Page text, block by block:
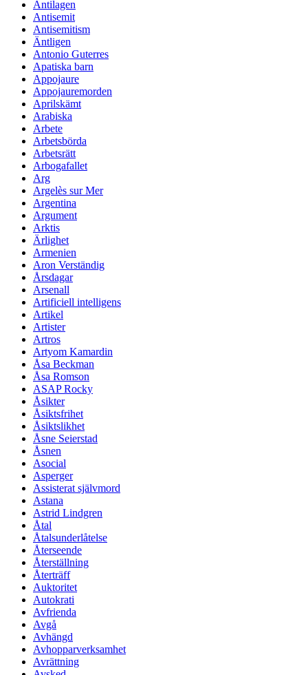
Antilagen
Antisemit
Antisemitism
Äntligen
Antonio Guterres
Apatiska barn
Appojaure
Appojauremorden
Aprilskämt
Arabiska
Arbete
Arbetsbörda
Arbetsrätt
Arbogafallet
Arg
Argelès sur Mer
Argentina
Argument
Arktis
Ärlighet
Armenien
Aron Verständig
Årsdagar
Arsenall
Artificiell intelligens
Artikel
Artister
Artros
Artyom Kamardin
Åsa Beckman
Åsa Romson
ASAP Rocky
Åsikter
Åsiktsfrihet
Åsiktslikhet
Åsne Seierstad
Åsnen
Asocial
Asperger
Assisterat självmord
Astana
Astrid Lindgren
Åtal
Åtalsunderlåtelse
Återseende
Återställning
Återträff
Auktoritet
Autokrati
Avfrienda
Avgå
Avhängd
Avhopparverksamhet
Avrättning